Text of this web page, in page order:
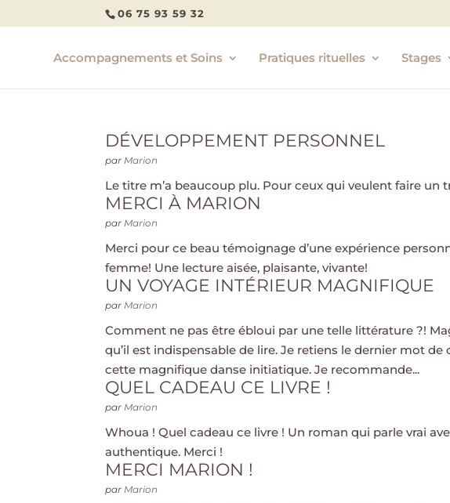
06 75 93 59 32
Accompagnements et Soins Pratiques rituelles Stages
DÉVELOPPEMENT PERSONNEL
parMarion
Le titre m’a beaucoup plu. Pour ceux qui veulent faire
MERCI À MARION
parMarion
Merci pour ce beau témoignage d’une expérience
femme! Une lecture aisée, plaisante, vivante!
UN VOYAGE INTÉRIEUR MAGNIFIQUE
parMarion
Comment ne pas être ébloui par une telle littérature ?!
qu’il est indispensable de lire. Je retiens le dernier mot
cette magnifique danse initiatique. Je recommande...
QUEL CADEAU CE LIVRE !
parMarion
Whoua ! Quel cadeau ce livre ! Un roman qui parle vrai
authentique. Merci !
MERCI MARION !
parMarion